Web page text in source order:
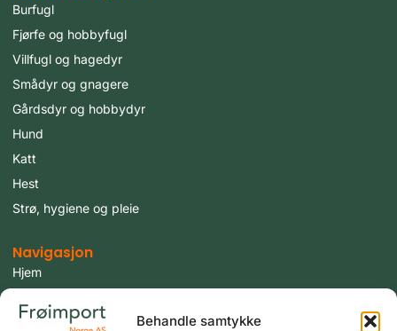
Behandle samtykke
Burfugl
Fjørfe og hobbyfugl
Villfugl og hagedyr
Smådyr og gnagere
Gårdsdyr og hobbydyr
Hund
Katt
Hest
Strø, hygiene og pleie
Navigasjon
Hjem
Fugler